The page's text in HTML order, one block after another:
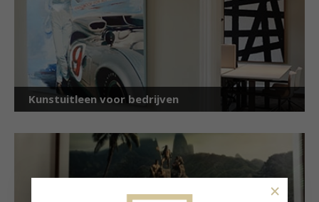
Kunstuitleen voor bedrijven
×